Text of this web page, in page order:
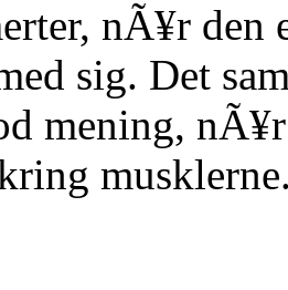
nÃ¥r den
sig. Det
mening,